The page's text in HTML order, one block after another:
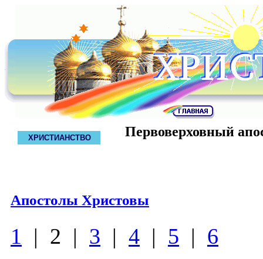
ХРИСТИАНСТВО Первоверховный
Апостолы Христовы
1 | 2 | 3 | 4 | 5 | 6